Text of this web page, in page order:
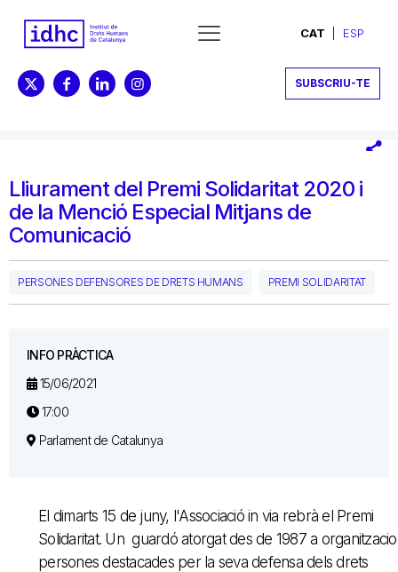
CAT ESP
SUBSCRIU-TE
Lliurament del Premi Solidaritat 2020 i
de la Menció Especial Mitjans de
Comunicació
PERSONES DEFENSORES DE DRETS HUMANS PREMI SOLIDARITAT
INFO PRÀCTICA
15/06/2021
17:00
Parlament de Catalunya
El dimarts 15 de juny, l'Associació in via rebrà el Premi
Solidaritat. Un guardó atorgat des de 1987 a
persones destacades per la seva defensa dels drets